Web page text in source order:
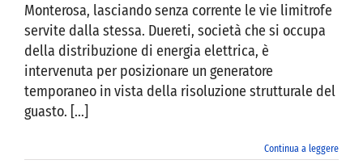
Monterosa, lasciando senza corrente le vie limitrofe
servite dalla stessa. Duereti, società che si occupa
della distribuzione di energia elettrica, è
intervenuta per posizionare un generatore
temporaneo in vista della risoluzione strutturale del
guasto. [...]
Continua a leggere